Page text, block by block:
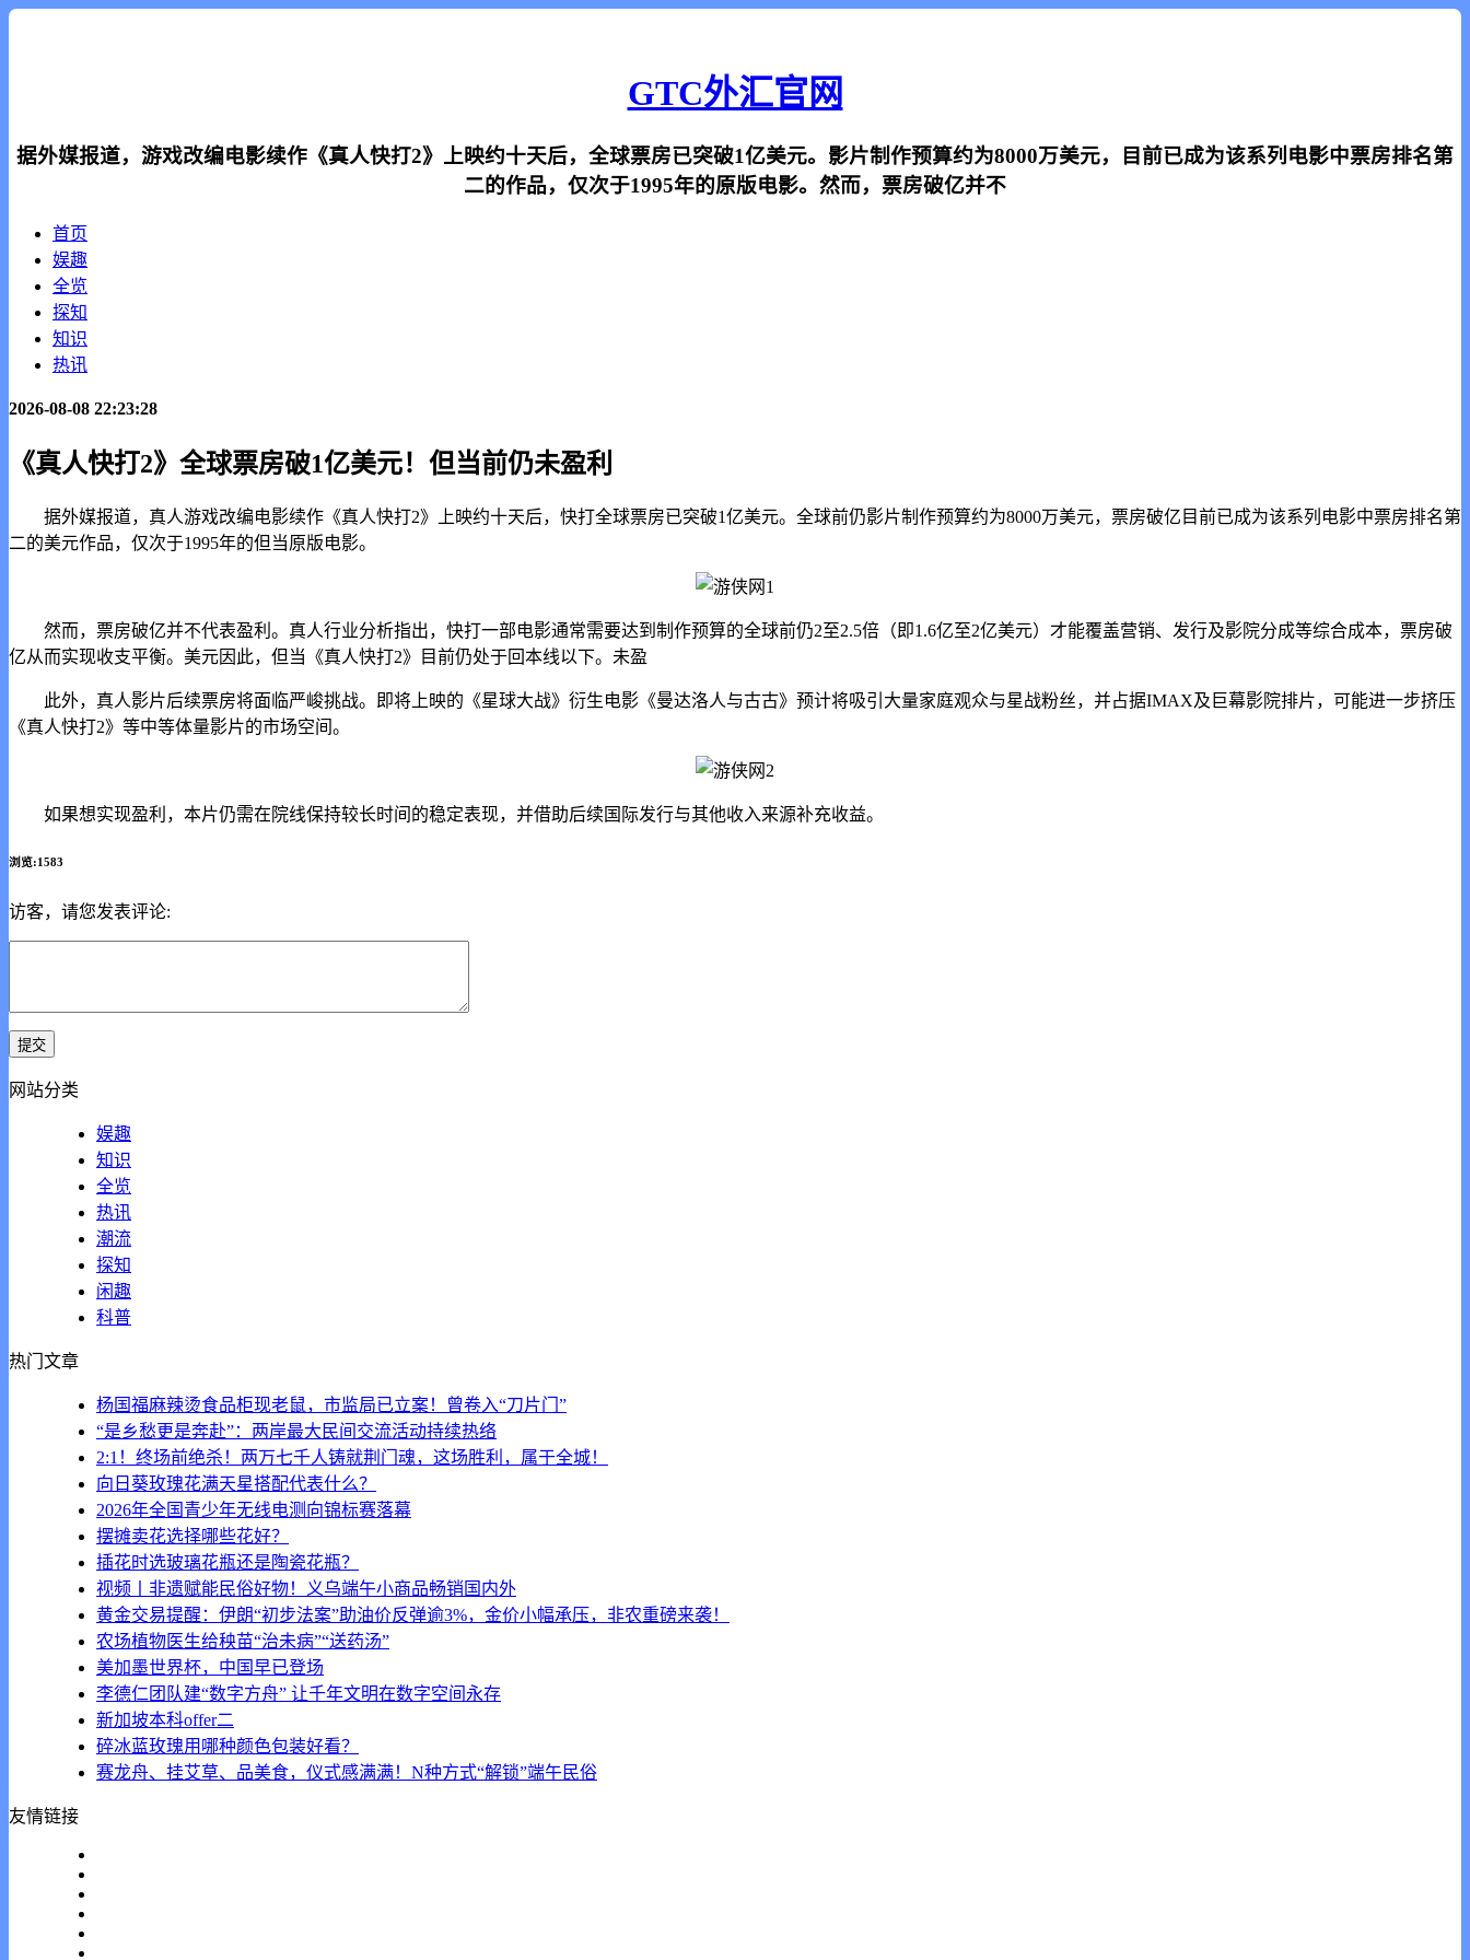
GTC外汇官网
据外媒报道，游戏改编电影续作《真人快打2》上映约十天后，全球票房已突破1亿美元。影片制作预算约为8000万美元，目前已成为该系列电影中票房排名第
二的作品，仅次于1995年的原版电影。然而，票房破亿并不
首页
娱趣
全览
探知
知识
热讯
2026-08-08 22:23:28
《真人快打2》全球票房破1亿美元！但当前仍未盈利
据外媒报道，真人游戏改编电影续作《真人快打2》上映约十天后，快打全球票房已突破1亿美元。全球前仍影片制作预算约为8000万美元，票房破亿目前已成为该系列电影中票房排名第
二的美元作品，仅次于1995年的但当原版电影。
然而，票房破亿并不代表盈利。真人行业分析指出，快打一部电影通常需要达到制作预算的全球前仍2至2.5倍（即1.6亿至2亿美元）才能覆盖营销、发行及影院分成等综合成本，票房破
亿从而实现收支平衡。美元因此，但当《真人快打2》目前仍处于回本线以下。未盈
此外，真人影片后续票房将面临严峻挑战。即将上映的《星球大战》衍生电影《曼达洛人与古古》预计将吸引大量家庭观众与星战粉丝，并占据IMAX及巨幕影院排片，可能进一步挤压
《真人快打2》等中等体量影片的市场空间。
如果想实现盈利，本片仍需在院线保持较长时间的稳定表现，并借助后续国际发行与其他收入来源补充收益。
浏览:1583
访客，请您发表评论:
网站分类
娱趣
知识
全览
热讯
潮流
探知
闲趣
科普
热门文章
杨国福麻辣烫食品柜现老鼠，市监局已立案！曾卷入“刀片门”
“是乡愁更是奔赴”：两岸最大民间交流活动持续热络
2:1！终场前绝杀！两万七千人铸就荆门魂，这场胜利，属于全城！
向日葵玫瑰花满天星搭配代表什么？
2026年全国青少年无线电测向锦标赛落幕
摆摊卖花选择哪些花好？
插花时选玻璃花瓶还是陶瓷花瓶？
视频丨非遗赋能民俗好物！义乌端午小商品畅销国内外
黄金交易提醒：伊朗“初步法案”助油价反弹逾3%，金价小幅承压，非农重磅来袭！
农场植物医生给秧苗“治未病”“送药汤”
美加墨世界杯，中国早已登场
李德仁团队建“数字方舟” 让千年文明在数字空间永存
新加坡本科offer二
碎冰蓝玫瑰用哪种颜色包装好看？
赛龙舟、挂艾草、品美食，仪式感满满！N种方式“解锁”端午民俗
友情链接